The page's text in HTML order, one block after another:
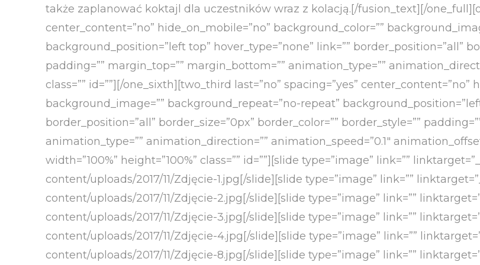
także zaplanować koktajl dla uczestników wraz z kolacją.[/fusion_text][/
center_content=”no” hide_on_mobile=”no” background_color=””
background_position=”left top” hover_type=”none” link=”” border_position=”all”
padding=”” margin_top=”” margin_bottom=”” animation_type=””
class=”” id=””][/one_sixth][two_third last=”no” spacing=”yes”
background_image=”” background_repeat=”no-repeat”
border_position=”all” border_size=”0px” border_color=”” border_style=””
animation_type=”” animation_direction=”” animation_speed=”0.1″
width=”100%” height=”100%” class=”” id=””][slide type=”image” link=””
content/uploads/2017/11/Zdjęcie-1.jpg[/slide][slide type=”image” link=””
content/uploads/2017/11/Zdjęcie-2.jpg[/slide][slide type=”image” link=””
content/uploads/2017/11/Zdjęcie-3.jpg[/slide][slide type=”image” link=””
content/uploads/2017/11/Zdjęcie-4.jpg[/slide][slide type=”image” link=””
content/uploads/2017/11/Zdjęcie-8.jpg[/slide][slide type=”image” link=””